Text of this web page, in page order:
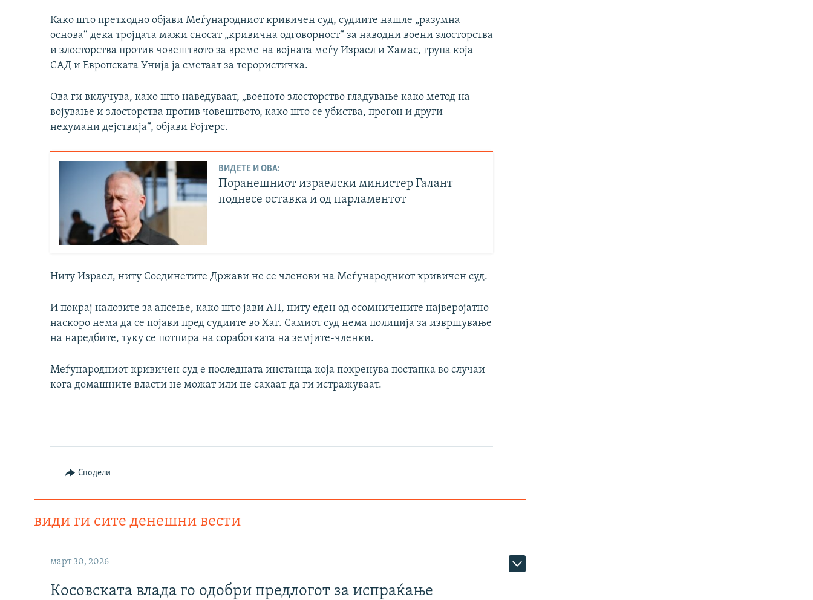
Како што претходно објави Меѓународниот кривичен суд, судиите нашле „разумна
основа“ дека тројцата мажи сносат „кривична одговорност“ за наводни воени злосторства
и злосторства против човештвото за време на војната меѓу Израел и Хамас, група која
САД и Европската Унија ја сметаат за терористичка.
Ова ги вклучува, како што наведуваат, „военото злосторство гладување како метод на
војување и злосторства против човештвото, како што се убиства, прогон и други
нехумани дејствија“, објави Ројтерс.
ВИДЕТЕ И ОВА:
Поранешниот израелски министер Галант
поднесе оставка и од парламентот
Ниту Израел, ниту Соединетите Држави не се членови на Меѓународниот кривичен суд.
И покрај налозите за апсење, како што јави АП, ниту еден од осомничените најверојатно
наскоро нема да се појави пред судиите во Хаг. Самиот суд нема полиција за извршување
на наредбите, туку се потпира на соработката на земјите-членки.
Меѓународниот кривичен суд е последната инстанца која покренува постапка во случаи
кога домашните власти не можат или не сакаат да ги истражуваат.
Сподели
види ги сите денешни вести
март 30, 2026
Косовската влада го одобри предлогот за испраќање